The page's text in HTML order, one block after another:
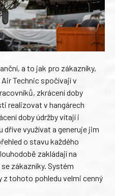
a to jak pro zákazníky,
Technic spočívají v
zkrácení doby
realizovat v hangárech
doby údržby vítají i
využívat a generuje jim
o stavu každého
zakládají na
zákazníky. Systém
tohoto pohledu velmi cenný